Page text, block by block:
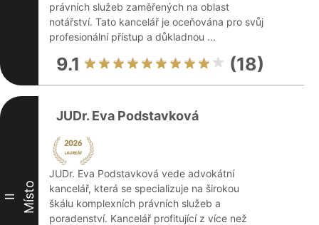
právních služeb zaměřených na oblast
notářství. Tato kancelář je oceňována pro svůj
profesionální přístup a důkladnou ...
9.1 (18)
II Místo
JUDr. Eva Podstavková
JUDr. Eva Podstavková vede advokátní
kancelář, která se specializuje na širokou
škálu komplexních právních služeb a
poradenství. Kancelář profitující z více než